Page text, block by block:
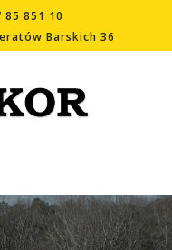
85 851 10
Barskich 36